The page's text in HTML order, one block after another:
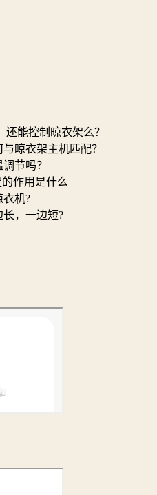
能控制晾衣架么？
晾衣架主机匹配？
节吗？
作用是什么
衣机?
，一边短?